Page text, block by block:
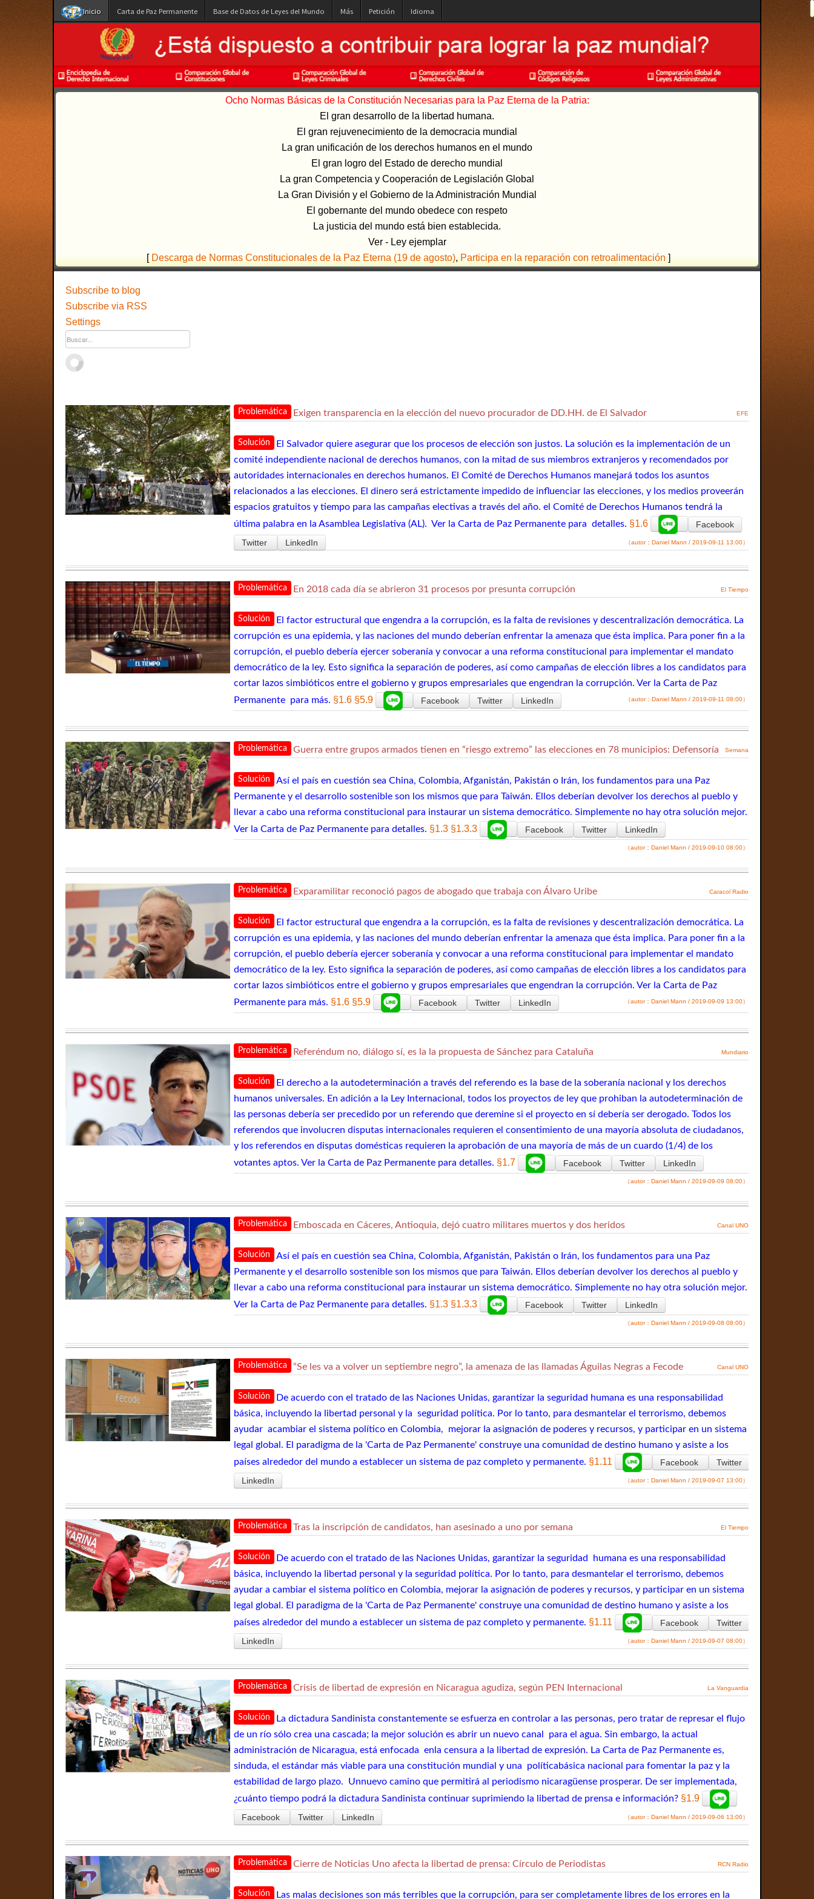
Inicio Carta de Paz Permanente Base de Datos de Leyes del Mundo Más Petición Idioma
Ocho Normas Básicas de la Constitución Necesarias para la Paz Eterna de la Patria:
El gran desarrollo de la libertad humana.
El gran rejuvenecimiento de la democracia mundial
La gran unificación de los derechos humanos en el mundo
El gran logro del Estado de derecho mundial
La gran Competencia y Cooperación de Legislación Global
La Gran División y el Gobierno de la Administración Mundial
El gobernante del mundo obedece con respeto
La justicia del mundo está bien establecida.
Ver - Ley ejemplar
[ Descarga de Normas Constitucionales de la Paz Eterna (19 de agosto), Participa en la reparación con retroalimentación ]
Subscribe to blog
Subscribe via RSS
Settings
Problemática Exigen transparencia en la elección del nuevo procurador de DD.HH. de El Salvador EFE
Solución
El Salvador quiere asegurar que los procesos de elección son justos. La solución es la implementación de un
comité independiente nacional de derechos humanos, con la mitad de sus miembros extranjeros y recomendados por
autoridades internacionales en derechos humanos. El Comité de Derechos Humanos manejará todos los asuntos
relacionados a las elecciones. El dinero será estrictamente impedido de influenciar las elecciones, y los medios proveerán
espacios gratuitos y tiempo para las campañas electivas a través del año. el Comité de Derechos Humanos tendrá la
última palabra en la Asamblea Legislativa (AL). Ver la Carta de Paz Permanente para detalles. §1.6
Facebook
Twitter
LinkedIn （autor：Daniel Mann / 2019-09-11 13:00）
Problemática En 2018 cada día se abrieron 31 procesos por presunta corrupción El Tiempo
Solución
El factor estructural que engendra a la corrupción, es la falta de revisiones y descentralización democrática. La
corrupción es una epidemia, y las naciones del mundo deberían enfrentar la amenaza que ésta implica. Para poner fin a la
corrupción, el pueblo debería ejercer soberanía y convocar a una reforma constitucional para implementar el mandato
democrático de la ley. Esto significa la separación de poderes, así como campañas de elección libres a los candidatos para
cortar lazos simbióticos entre el gobierno y grupos empresariales que engendran la corrupción. Ver la Carta de Paz
Permanente para más. §1.6 §5.9 Facebook Twitter LinkedIn （autor：Daniel Mann / 2019-09-11 08:00）
Problemática Guerra entre grupos armados tienen en “riesgo extremo” las elecciones en 78 municipios: Defensoría Semana
Solución
Así el país en cuestión sea China, Colombia, Afganistán, Pakistán o Irán, los fundamentos para una Paz
Permanente y el desarrollo sostenible son los mismos que para Taiwán. Ellos deberían devolver los derechos al pueblo y
llevar a cabo una reforma constitucional para instaurar un sistema democrático. Simplemente no hay otra solución mejor.
Ver la Carta de Paz Permanente para detalles. §1.3 §1.3.3 Facebook Twitter LinkedIn
（autor：Daniel Mann / 2019-09-10 08:00）
Problemática Exparamilitar reconoció pagos de abogado que trabaja con Álvaro Uribe Caracol Radio
Solución
El factor estructural que engendra a la corrupción, es la falta de revisiones y descentralización democrática. La
corrupción es una epidemia, y las naciones del mundo deberían enfrentar la amenaza que ésta implica. Para poner fin a la
corrupción, el pueblo debería ejercer soberanía y convocar a una reforma constitucional para implementar el mandato
democrático de la ley. Esto significa la separación de poderes, así como campañas de elección libres a los candidatos para
cortar lazos simbióticos entre el gobierno y grupos empresariales que engendran la corrupción. Ver la Carta de Paz
Permanente para más. §1.6 §5.9 Facebook Twitter LinkedIn （autor：Daniel Mann / 2019-09-09 13:00）
Problemática Referéndum no, diálogo sí, es la la propuesta de Sánchez para Cataluña Mundiario
Solución
El derecho a la autodeterminación a través del referendo es la base de la soberanía nacional y los derechos
humanos universales. En adición a la Ley Internacional, todos los proyectos de ley que prohiban la autodeterminación de
las personas debería ser precedido por un referendo que deremine si el proyecto en sí debería ser derogado. Todos los
referendos que involucren disputas internacionales requieren el consentimiento de una mayoría absoluta de ciudadanos,
y los referendos en disputas domésticas requieren la aprobación de una mayoría de más de un cuardo (1/4) de los
votantes aptos. Ver la Carta de Paz Permanente para detalles. §1.7 Facebook Twitter LinkedIn
（autor：Daniel Mann / 2019-09-09 08:00）
Problemática Emboscada en Cáceres, Antioquia, dejó cuatro militares muertos y dos heridos Canal UNO
Solución
Así el país en cuestión sea China, Colombia, Afganistán, Pakistán o Irán, los fundamentos para una Paz
Permanente y el desarrollo sostenible son los mismos que para Taiwán. Ellos deberían devolver los derechos al pueblo y
llevar a cabo una reforma constitucional para instaurar un sistema democrático. Simplemente no hay otra solución mejor.
Ver la Carta de Paz Permanente para detalles. §1.3 §1.3.3 Facebook Twitter LinkedIn
（autor：Daniel Mann / 2019-09-08 08:00）
Problemática “Se les va a volver un septiembre negro”, la amenaza de las llamadas Águilas Negras a Fecode Canal UNO
Solución
De acuerdo con el tratado de las Naciones Unidas, garantizar la seguridad humana es una responsabilidad
básica, incluyendo la libertad personal y la seguridad política. Por lo tanto, para desmantelar el terrorismo, debemos
ayudar acambiar el sistema político en Colombia, mejorar la asignación de poderes y recursos, y participar en un sistema
legal global. El paradigma de la 'Carta de Paz Permanente' construye una comunidad de destino humano y asiste a los
países alrededor del mundo a establecer un sistema de paz completo y permanente. §1.11 Facebook
Twitter
LinkedIn
（autor：Daniel Mann / 2019-09-07 13:00）
Problemática Tras la inscripción de candidatos, han asesinado a uno por semana El Tiempo
Solución
De acuerdo con el tratado de las Naciones Unidas, garantizar la seguridad humana es una responsabilidad
básica, incluyendo la libertad personal y la seguridad política. Por lo tanto, para desmantelar el terrorismo, debemos
ayudar a cambiar el sistema político en Colombia, mejorar la asignación de poderes y recursos, y participar en un sistema
legal global. El paradigma de la 'Carta de Paz Permanente' construye una comunidad de destino humano y asiste a los
países alrededor del mundo a establecer un sistema de paz completo y permanente. §1.11 Facebook
Twitter
LinkedIn
（autor：Daniel Mann / 2019-09-07 08:00）
Problemática Crisis de libertad de expresión en Nicaragua agudiza, según PEN Internacional La Vanguardia
Solución
La dictadura Sandinista constantemente se esfuerza en controlar a las personas, pero tratar de represar el flujo
de un río sólo crea una cascada; la mejor solución es abrir un nuevo canal para el agua. Sin embargo, la actual
administración de Nicaragua, está enfocada enla censura a la libertad de expresión. La Carta de Paz Permanente es,
sinduda, el estándar más viable para una constitución mundial y una políticabásica nacional para fomentar la paz y la
estabilidad de largo plazo. Unnuevo camino que permitirá al periodismo nicaragüense prosperar. De ser implementada,
¿cuánto tiempo podrá la dictadura Sandinista continuar suprimiendo la libertad de prensa e información? §1.9
Facebook Twitter LinkedIn （autor：Daniel Mann / 2019-09-06 13:00）
Problemática Cierre de Noticias Uno afecta la libertad de prensa: Círculo de Periodistas RCN Radio
Solución Las malas decisiones son más terribles que la corrupción, para ser completamente libres de los errores en la